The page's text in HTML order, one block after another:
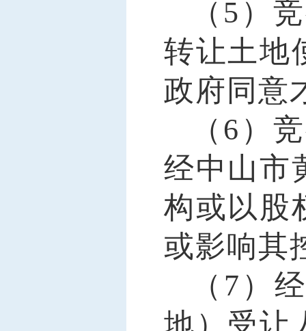
（ 5）
转让土地
政府同意
（ 6）
经中山市
构或以股
或影响其
（ 7）